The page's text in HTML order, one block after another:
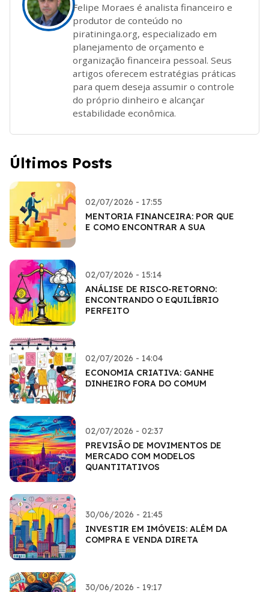
Felipe Moraes é analista financeiro e
produtor de conteúdo no
piratininga.org, especializado em
planejamento de orçamento e
organização financeira pessoal. Seus
artigos oferecem estratégias práticas
para quem deseja assumir o controle
do próprio dinheiro e alcançar
estabilidade econômica.
Últimos Posts
02/07/2026 - 17:55
MENTORIA FINANCEIRA: POR QUE
E COMO ENCONTRAR A SUA
02/07/2026 - 15:14
ANÁLISE DE RISCO-RETORNO:
ENCONTRANDO O EQUILÍBRIO
PERFEITO
02/07/2026 - 14:04
ECONOMIA CRIATIVA: GANHE
DINHEIRO FORA DO COMUM
02/07/2026 - 02:37
PREVISÃO DE MOVIMENTOS DE
MERCADO COM MODELOS
QUANTITATIVOS
30/06/2026 - 21:45
INVESTIR EM IMÓVEIS: ALÉM DA
COMPRA E VENDA DIRETA
30/06/2026 - 19:17